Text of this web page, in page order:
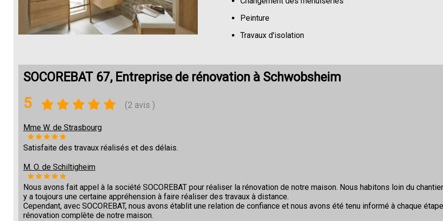
Peinture
Travaux d'isolation
SOCOREBAT 67, Entreprise de rénovation à Schwobsheim
5 (2 avis )
Mme W. de Strasbourg
Satisfaite des travaux réalisés et des délais.
M. O. de Schiltigheim
Nous avons fait appel à la société SOCOREBAT pour réaliser la rénovation de notre maison. Nous habitons loin du
y a toujours une certaine appréhension à faire réaliser des travaux à distance.
Cependant, avec SOCOREBAT, nous avons établit une relation de confiance et nous avons été tenu informé à chaque
rénovation complète de notre maison.